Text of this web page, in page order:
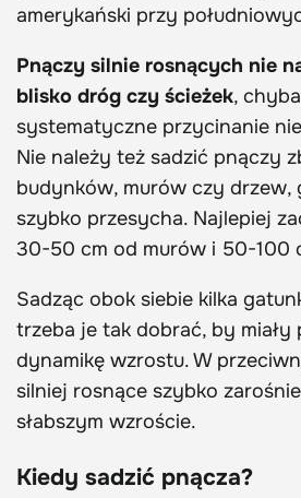
amerykański przy
Pnączy silnie rosnących nie
blisko dróg czy ścieżek,
systematyczne przycinanie
Nie należy też sadzić pnączy
budynków, murów czy drzew,
szybko przesycha. Najlepiej
30-50 cm od murów i 50-100
Sadząc obok siebie kilka
trzeba je tak dobrać, by miały
dynamikę wzrostu. W
silniej rosnące szybko
słabszym wzroście.
Kiedy sadzić pnącza?